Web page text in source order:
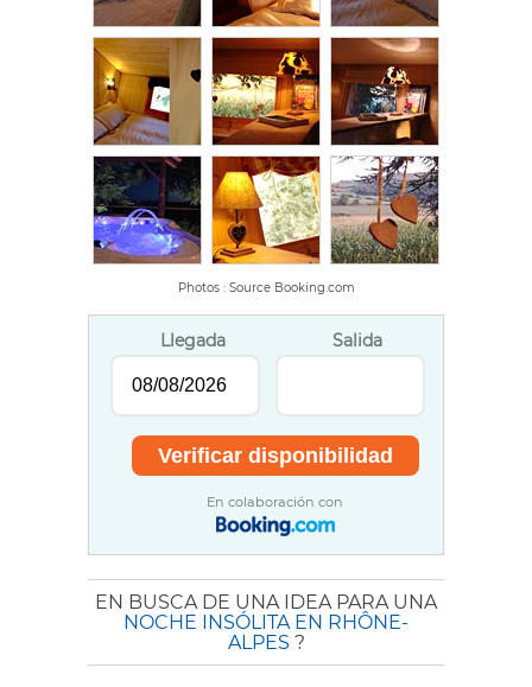
Photos : Source Booking.com
Llegada Salida
En colaboración con
EN BUSCA DE UNA IDEA PARA UNA
NOCHE INSÓLITA EN RHÔNE-
ALPES ?